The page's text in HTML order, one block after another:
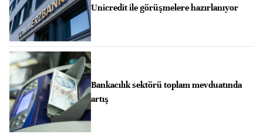
Unicredit ile görüşmelere hazırlanıyor
Bankacılık sektörü toplam mevduatında
artış